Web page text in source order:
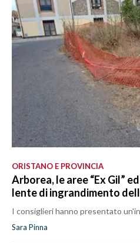
ORISTANO E PROVINCIA
Arborea, le aree “Ex Gil”
lente di ingrandimento
I consiglieri hanno presentato
Sara Pinna